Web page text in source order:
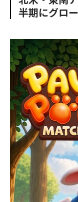
半期にグロ